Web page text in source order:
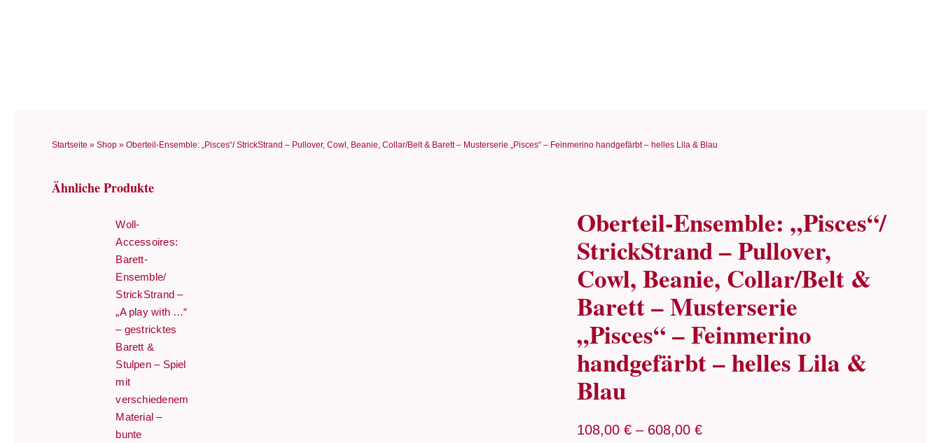
Startseite » Shop» Oberteil-Ensemble: „Pisces“/ StrickStrand – Pullover, Cowl, Beanie, Collar/Belt & Barett – Musterserie „Pisces“ – Feinmerino handgefärbt – helles Lila & Blau
Ähnliche Produkte
Woll-
Accessoires:
Barett-
Ensemble/
StrickStrand –
„A play with …“
– gestricktes
Barett &
Stulpen – Spiel
mit
verschiedenem
Material –
bunte
Oberteil-Ensemble: „Pisces“/
StrickStrand – Pullover,
Cowl, Beanie, Collar/Belt &
Barett – Musterserie
„Pisces“ – Feinmerino
handgefärbt – helles Lila &
Blau
108,00 €– 608,00 €